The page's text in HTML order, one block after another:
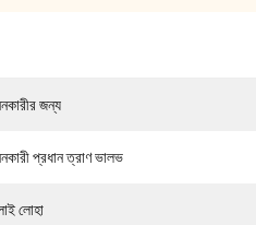
জন্য
প্রধান ত্রাণ ভালভ
লোহা